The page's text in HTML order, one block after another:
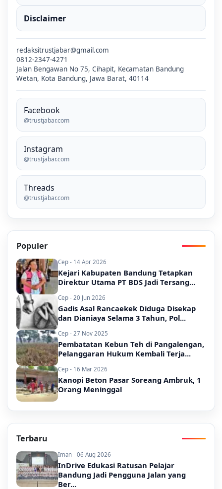
Disclaimer
redaksitrustjabar@gmail.com
0812-2347-4271
Jalan Bengawan No 75, Cihapit, Kecamatan Bandung
Wetan, Kota Bandung, Jawa Barat, 40114
Facebook
@trustjabar.com
Instagram
@trustjabar.com
Threads
@trustjabar.com
Populer
Cep - 14 Apr 2026
Kejari Kabupaten Bandung Tetapkan
Direktur Utama PT BDS Jadi Tersang...
Cep - 20 Jun 2026
Gadis Asal Rancaekek Diduga Disekap
dan Dianiaya Selama 3 Tahun, Pol...
Cep - 27 Nov 2025
Pembatatan Kebun Teh di Pangalengan,
Pelanggaran Hukum Kembali Terja...
Cep - 16 Mar 2026
Kanopi Beton Pasar Soreang Ambruk, 1
Orang Meninggal
Terbaru
Iman - 06 Aug 2026
InDrive Edukasi Ratusan Pelajar
Bandung Jadi Pengguna Jalan yang
Ber...